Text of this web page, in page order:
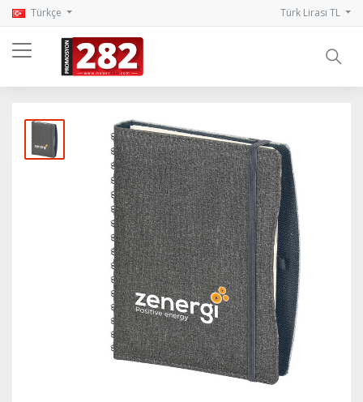
Türkçe Türk Lirası TL